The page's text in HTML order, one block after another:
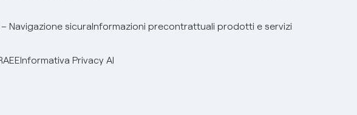
Navigazione sicuraInformazioni precontrattuali prodotti e servizi
Informativa Privacy AI